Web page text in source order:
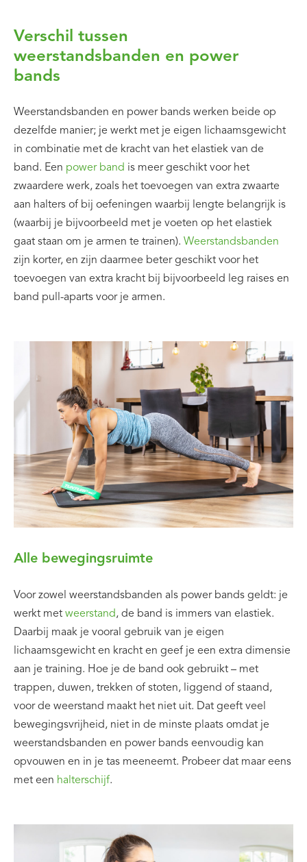
Verschil tussen
weerstandsbanden en power
bands
Weerstandsbanden en power bands werken beide op
dezelfde manier; je werkt met je eigen lichaamsgewicht
in combinatie met de kracht van het elastiek van de
band. Een power band is meer geschikt voor het
zwaardere werk, zoals het toevoegen van extra zwaarte
aan halters of bij oefeningen waarbij lengte belangrijk is
(waarbij je bijvoorbeeld met je voeten op het elastiek
gaat staan om je armen te trainen). Weerstandsbanden
zijn korter, en zijn daarmee beter geschikt voor het
toevoegen van extra kracht bij bijvoorbeeld leg raises en
band pull-aparts voor je armen.
Alle bewegingsruimte
Voor zowel weerstandsbanden als power bands geldt: je
werkt met weerstand, de band is immers van elastiek.
Daarbij maak je vooral gebruik van je eigen
lichaamsgewicht en kracht en geef je een extra dimensie
aan je training. Hoe je de band ook gebruikt – met
trappen, duwen, trekken of stoten, liggend of staand,
voor de weerstand maakt het niet uit. Dat geeft veel
bewegingsvrijheid, niet in de minste plaats omdat je
weerstandsbanden en power bands eenvoudig kan
opvouwen en in je tas meeneemt. Probeer dat maar eens
met een halterschijf.